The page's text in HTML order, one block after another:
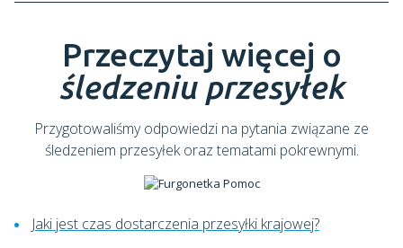
Przeczytaj więcej o
śledzeniu przesyłek
Przygotowaliśmy odpowiedzi na pytania związane ze
śledzeniem przesyłek oraz tematami pokrewnymi.
Jaki jest czas dostarczenia przesyłki krajowej?